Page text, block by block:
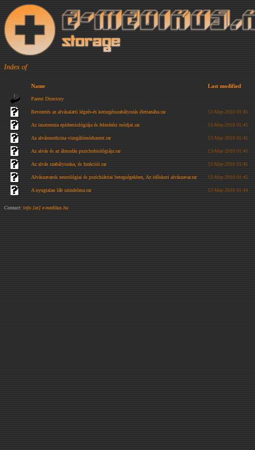
Index of
Name Last modified
Parent Directory
Bevezetés az alvásalatti légzés-és keringésszabályozás élettanába.rar 13-May-2010 01:45
Az inszomnia epidemiológiája és felmérési módjai.rar 13-May-2010 01:45
Az alvásmedicina vizsgálómódszerei.rar 13-May-2010 01:45
Az alvás és az álmodás pszichobiológiája.rar 13-May-2010 01:45
Az alvás szabályozása, és funkciói.rar 13-May-2010 01:45
Alvászavarok neurológiai és pszichiátriai betegségekben, Az időskori alvászavar.rar 13-May-2010 01:45
A nyugtalan láb szindróma.rar 13-May-2010 01:44
Contact: info [at] e-medikus.hu